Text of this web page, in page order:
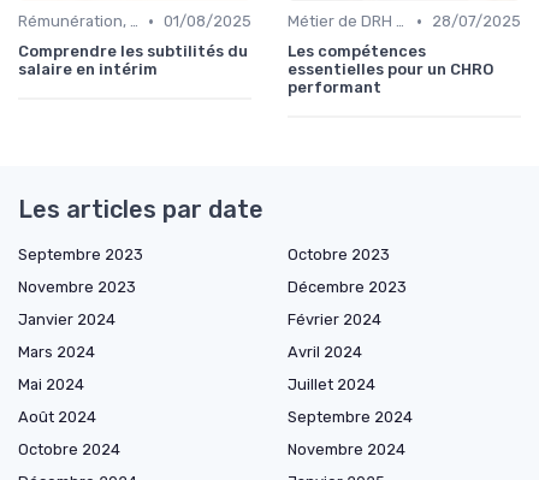
Rémunération, politiques salariales & benefits • 01/08/2025
Comprendre les subtilités du
salaire en intérim
Métier de DRH & responsabilités •
28/07/2025
Les compétences
essentielles pour un CHRO
performant
Les articles par date
Septembre 2023
Octobre 2023
Novembre 2023
Décembre 2023
Janvier 2024
Février 2024
Mars 2024
Avril 2024
Mai 2024
Juillet 2024
Août 2024
Septembre 2024
Octobre 2024
Novembre 2024